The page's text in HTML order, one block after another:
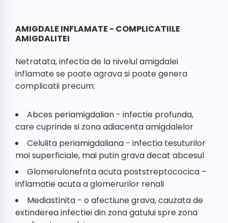
AMIGDALE INFLAMATE - COMPLICATIILE
AMIGDALITEI
Netratata, infectia de la nivelul amigdalei
inflamate se poate agrava si poate genera
complicatii precum:
Abces periamigdalian - infectie profunda,
care cuprinde si zona adiacenta amigdalelor
Celulita periamigdaliana - infectia tesuturilor
moi superficiale, mai putin grava decat abcesul
Glomerulonefrita acuta poststreptococica –
inflamatie acuta a glomerurilor renali
Mediastinita - o afectiune grava, cauzata de
extinderea infectiei din zona gatului spre zona